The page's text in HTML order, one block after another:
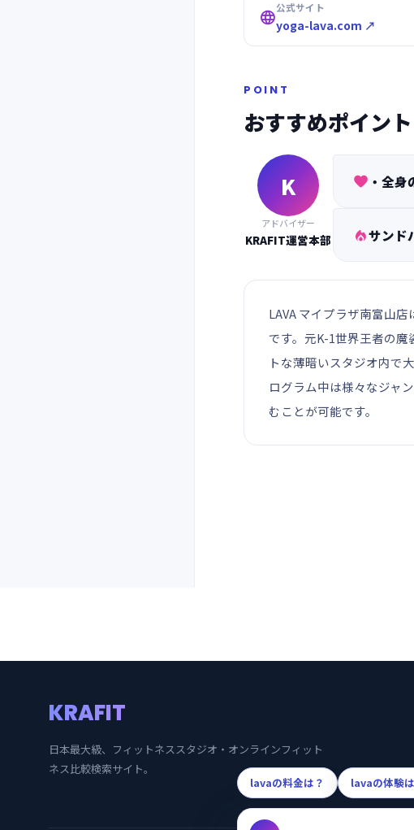
公式サイト
yoga-lava.com ↗
POINT
おすすめポイント
K
アドバイザー
KRAFIT運営本部
 ・全身
サンド
LAVA マイプラザ南富山
です。元K-1世界王者の
トな薄暗いスタジオ内で
ログラム中は様々なジャ
むことが可能です。
KRAFIT
日本最大級、フィットネススタジオ・オンラインフィット
ネス比較検索サイト。
lavaの料金は？ lavaの体験